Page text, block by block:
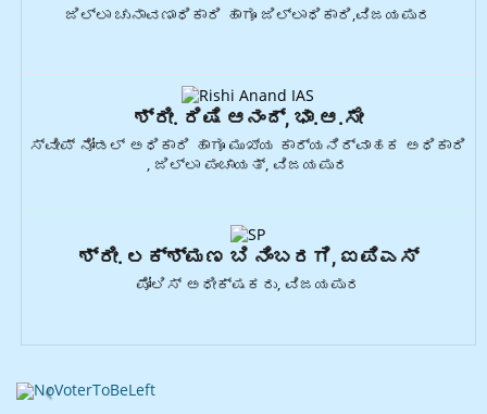
ಜಿಲ್ಲಾ ಚುನಾವಣಾಧಿಕಾರಿ ಹಾಗೂ ಜಿಲ್ಲಾಧಿಕಾರಿ,ವಿಜಯಪುರ
ಶ್ರೀ. ರಿಷಿ ಆನಂದ್, ಭಾ.ಆ.ಸೇ
ಸ್ವೀಪ್ ನೋಡಲ್ ಅಧಿಕಾರಿ ಹಾಗೂ ಮುಖ್ಯ ಕಾರ್ಯನಿರ್ವಾಹಕ ಅಧಿಕಾರಿ
, ಜಿಲ್ಲಾ ಪಂಚಾಯತ್, ವಿಜಯಪುರ
ಶ್ರೀ. ಲಕ್ಶ್ಮಣ ಬಿ ನಿಂಬರಗಿ, ಐಪಿಎಸ್
ಪೋಲಿಸ್ ಅಧೀಕ್ಷಕರು, ವಿಜಯಪುರ